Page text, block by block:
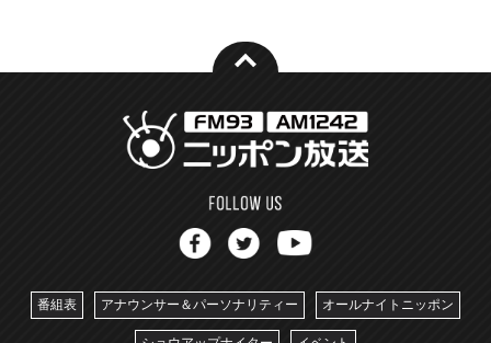
番組表 アナウンサー＆パーソナリティー オールナイトニッポン